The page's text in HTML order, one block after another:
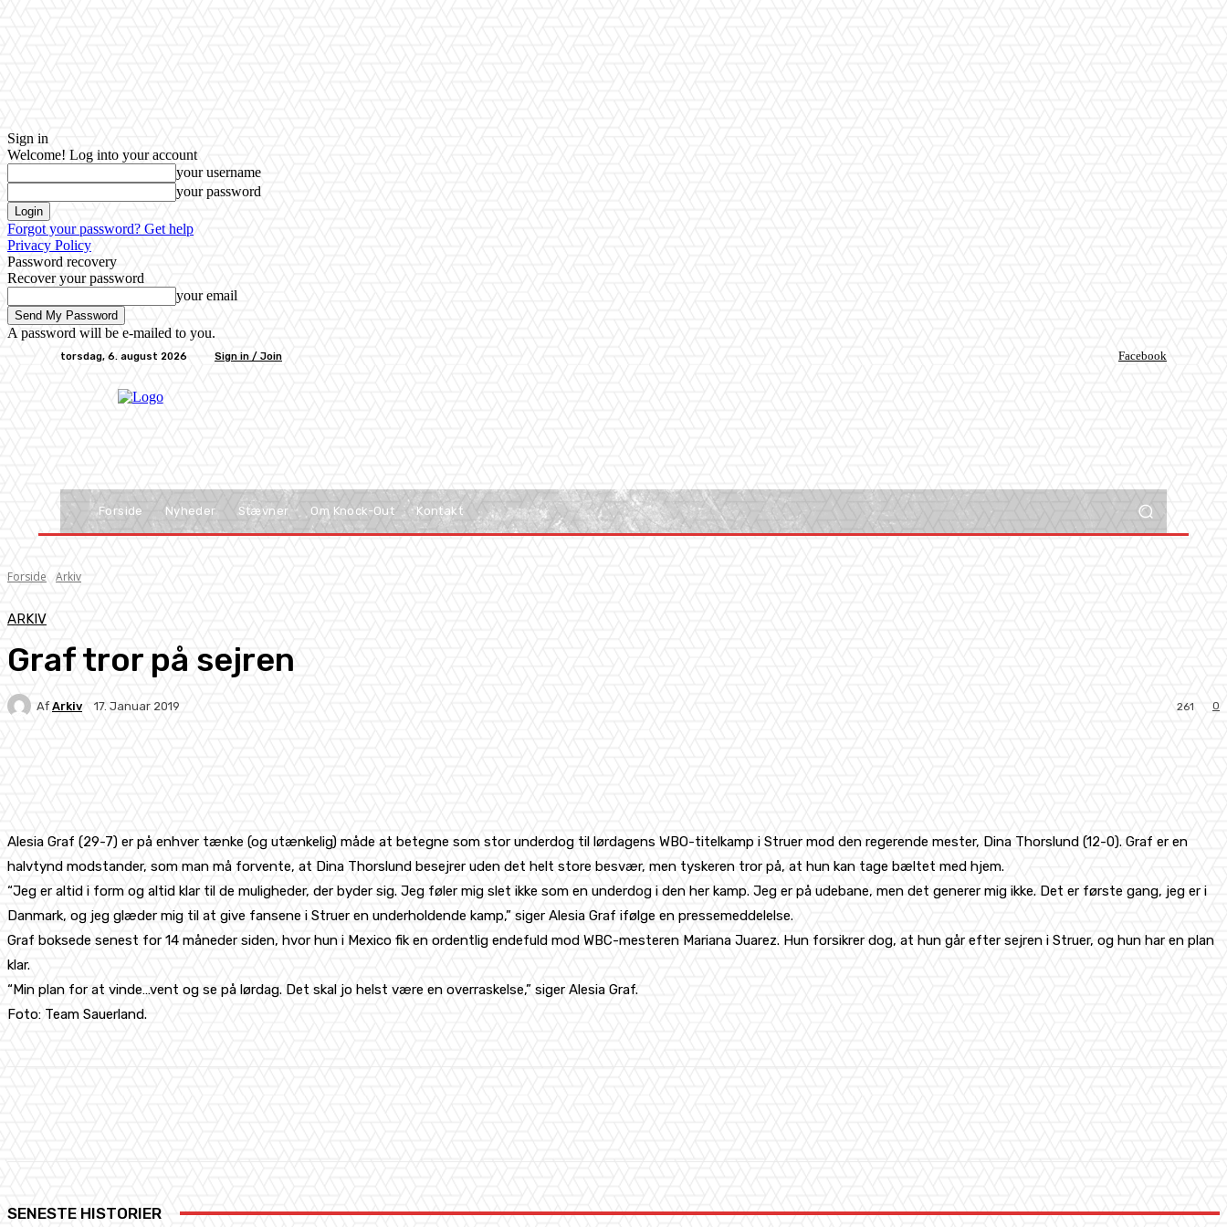
Sign in
Welcome! Log into your account
your username
your password
Forgot your password? Get help
Privacy Policy
Password recovery
Recover your password
your email
A password will be e-mailed to you.
torsdag, 6. august 2026 Sign in / Join Facebook
Forside Nyheder Stævner Om Knock-Out Kontakt
Forside Arkiv
ARKIV
Graf tror på sejren
Af Arkiv 17. Januar 2019 0
261
Alesia Graf (29-7) er på enhver tænke (og utænkelig) måde at betegne som stor underdog til lørdagens WBO-titelkamp i Struer mod den regerende mester, Dina Thorslund (12-0). Graf er en
halvtynd modstander, som man må forvente, at Dina Thorslund besejrer uden det helt store besvær, men tyskeren tror på, at hun kan tage bæltet med hjem.
“Jeg er altid i form og altid klar til de muligheder, der byder sig. Jeg føler mig slet ikke som en underdog i den her kamp. Jeg er på udebane, men det generer mig ikke. Det er første gang, jeg er i
Danmark, og jeg glæder mig til at give fansene i Struer en underholdende kamp,” siger Alesia Graf ifølge en pressemeddelelse.
Graf boksede senest for 14 måneder siden, hvor hun i Mexico fik en ordentlig endefuld mod WBC-mesteren Mariana Juarez. Hun forsikrer dog, at hun går efter sejren i Struer, og hun har en plan
klar.
“Min plan for at vinde…vent og se på lørdag. Det skal jo helst være en overraskelse,” siger Alesia Graf.
Foto: Team Sauerland.
SENESTE HISTORIER